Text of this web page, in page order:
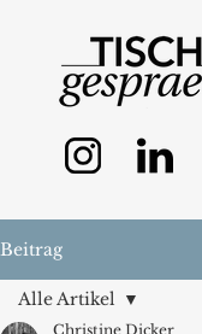
Beitrag
Alle Artikel
Christine Dicker